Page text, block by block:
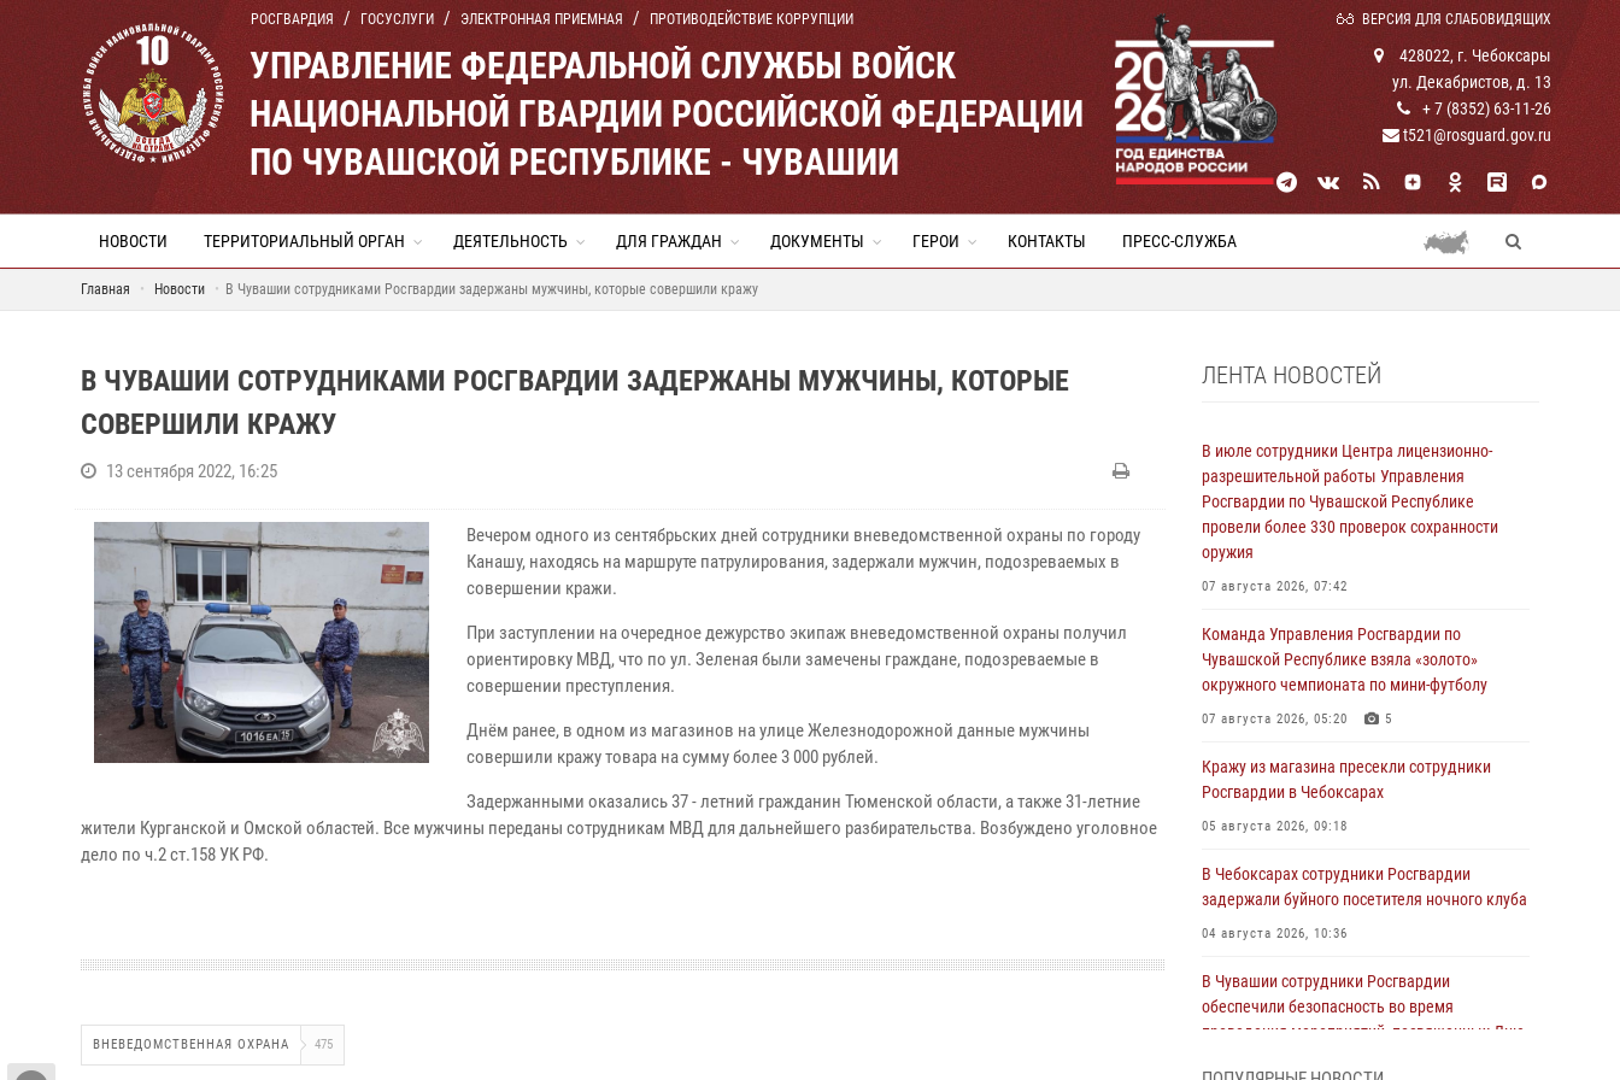
РОСГВАРДИЯ ГОСУСЛУГИ ЭЛЕКТРОННАЯ ПРИЕМНАЯ ПРОТИВОДЕЙСТВИЕ КОРРУПЦИИ ВЕРСИЯ ДЛЯ СЛАБОВИДЯЩИХ
УПРАВЛЕНИЕ ФЕДЕРАЛЬНОЙ СЛУЖБЫ ВОЙСК
НАЦИОНАЛЬНОЙ ГВАРДИИ РОССИЙСКОЙ ФЕДЕРАЦИИ
ПО ЧУВАШСКОЙ РЕСПУБЛИКЕ - ЧУВАШИИ
428022, г. Чебоксары
ул. Декабристов, д. 13
+ 7 (8352) 63-11-26
t521@rosguard.gov.ru
НОВОСТИ ТЕРРИТОРИАЛЬНЫЙ ОРГАН ДЕЯТЕЛЬНОСТЬ ДЛЯ ГРАЖДАН ДОКУМЕНТЫ ГЕРОИ КОНТАКТЫ ПРЕСС-СЛУЖБА
Главная Новости В Чувашии сотрудниками Росгвардии задержаны мужчины, которые совершили кражу
В ЧУВАШИИ СОТРУДНИКАМИ РОСГВАРДИИ ЗАДЕРЖАНЫ МУЖЧИНЫ, КОТОРЫЕ
СОВЕРШИЛИ КРАЖУ
13 сентября 2022, 16:25
Вечером одного из сентябрьских дней сотрудники вневедомственной охраны по городу
Канашу, находясь на маршруте патрулирования, задержали мужчин, подозреваемых в
совершении кражи.
При заступлении на очередное дежурство экипаж вневедомственной охраны получил
ориентировку МВД, что по ул. Зеленая были замечены граждане, подозреваемые в
совершении преступления.
Днём ранее, в одном из магазинов на улице Железнодорожной данные мужчины
совершили кражу товара на сумму более 3 000 рублей.
Задержанными оказались 37 - летний гражданин Тюменской области, а также 31-летние
жители Курганской и Омской областей. Все мужчины переданы сотрудникам МВД для дальнейшего разбирательства. Возбуждено уголовное
дело по ч.2 ст.158 УК РФ.
ВНЕВЕДОМСТВЕННАЯ ОХРАНА 475
ЛЕНТА НОВОСТЕЙ
В июле сотрудники Центра лицензионно-
разрешительной работы Управления
Росгвардии по Чувашской Республике
провели более 330 проверок сохранности
оружия
07 августа 2026, 07:42
Команда Управления Росгвардии по
Чувашской Республике взяла «золото»
окружного чемпионата по мини-футболу
07 августа 2026, 05:20 5
Кражу из магазина пресекли сотрудники
Росгвардии в Чебоксарах
05 августа 2026, 09:18
В Чебоксарах сотрудники Росгвардии
задержали буйного посетителя ночного клуба
04 августа 2026, 10:36
В Чувашии сотрудники Росгвардии
обеспечили безопасность во время
проведения мероприятий, посвященных Дню